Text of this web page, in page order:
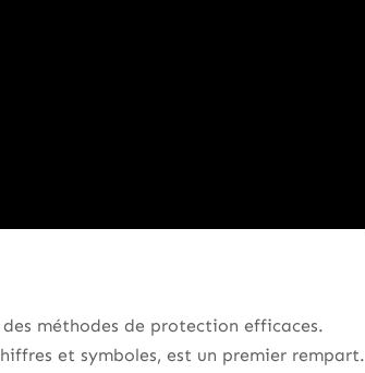
méthodes de protection efficaces.
et symboles, est un premier rempart.